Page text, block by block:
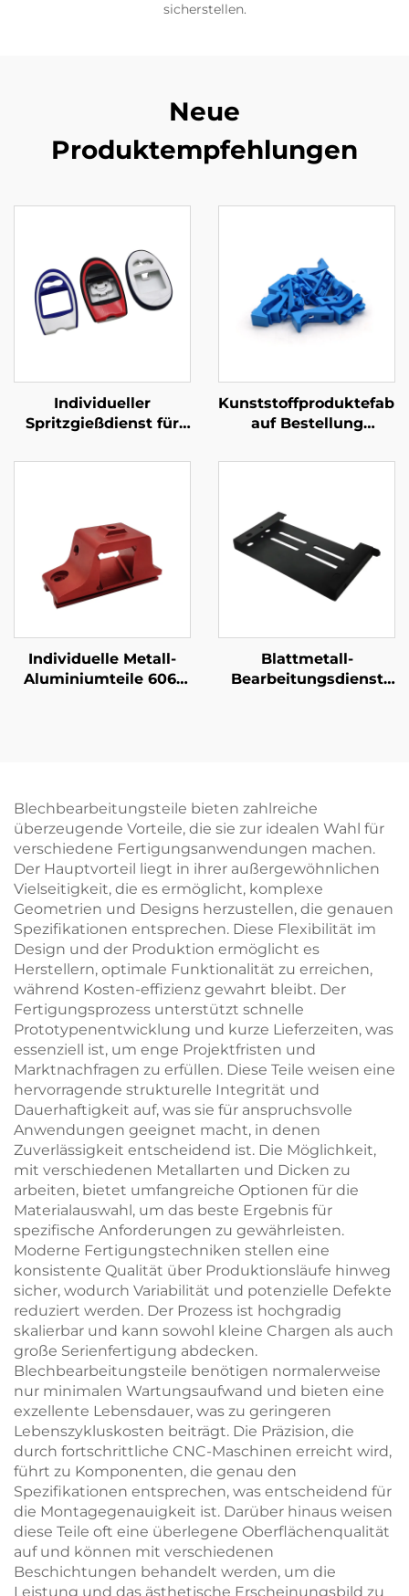
sicherstellen.
Neue
Produktempfehlungen
Individueller
Spritzgießdienst für
Spritzgeformtes
auf Bestellung
Spritzgießteile aus
Individuelle Metall-
Aluminiumteile 6061
Blattmetall-
Bearbeitungsdienst
Blechbearbeitungsteile bieten zahlreiche
überzeugende Vorteile, die sie zur idealen Wahl für
verschiedene Fertigungsanwendungen machen.
Der Hauptvorteil liegt in ihrer außergewöhnlichen
Vielseitigkeit, die es ermöglicht, komplexe
Geometrien und Designs herzustellen, die genauen
Spezifikationen entsprechen. Diese Flexibilität im
Design und der Produktion ermöglicht es
Herstellern, optimale Funktionalität zu erreichen,
während Kosten-effizienz gewahrt bleibt. Der
Fertigungsprozess unterstützt schnelle
Prototypenentwicklung und kurze Lieferzeiten, was
essenziell ist, um enge Projektfristen und
Marktnachfragen zu erfüllen. Diese Teile weisen eine
hervorragende strukturelle Integrität und
Dauerhaftigkeit auf, was sie für anspruchsvolle
Anwendungen geeignet macht, in denen
Zuverlässigkeit entscheidend ist. Die Möglichkeit,
mit verschiedenen Metallarten und Dicken zu
arbeiten, bietet umfangreiche Optionen für die
Materialauswahl, um das beste Ergebnis für
spezifische Anforderungen zu gewährleisten.
Moderne Fertigungstechniken stellen eine
konsistente Qualität über Produktionsläufe hinweg
sicher, wodurch Variabilität und potenzielle Defekte
reduziert werden. Der Prozess ist hochgradig
skalierbar und kann sowohl kleine Chargen als auch
große Serienfertigung abdecken.
Blechbearbeitungsteile benötigen normalerweise
nur minimalen Wartungsaufwand und bieten eine
exzellente Lebensdauer, was zu geringeren
Lebenszykluskosten beiträgt. Die Präzision, die
durch fortschrittliche CNC-Maschinen erreicht wird,
führt zu Komponenten, die genau den
Spezifikationen entsprechen, was entscheidend für
die Montagegenauigkeit ist. Darüber hinaus weisen
diese Teile oft eine überlegene Oberflächenqualität
auf und können mit verschiedenen
Beschichtungen behandelt werden, um die
Leistung und das ästhetische Erscheinungsbild zu